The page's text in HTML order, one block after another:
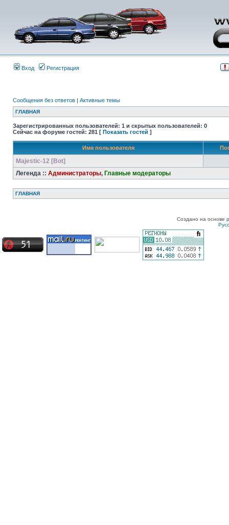
Вход Регистрация
Сообщения без ответов | Активные темы
ГЛАВНАЯ
Зарегистрированных пользователей: 1 и скрытых пользователей: 0
Сейчас на форуме гостей: 281 [ Показать гостей ]
Имя пользователя
Majestic-12 [Bot]
Легенда :: Администраторы, Главные модераторы
ГЛАВНАЯ
Создано на основе